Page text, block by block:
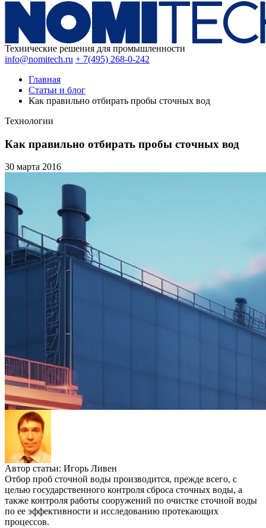
Технические решения для промышленности
info@nomitech.ru + 7(495) 268-0-242
Главная
Статьи и блог
Как правильно отбирать пробы сточных вод
Технологии
Как правильно отбирать пробы сточных вод
30 марта 2016
Автор статьи: Игорь Ливен
Отбор проб сточной воды производится, прежде всего, с
целью государственного контроля сброса сточных воды, а
также контроля работы сооружений по очистке сточной воды
по ее эффективности и исследованию протекающих
процессов.